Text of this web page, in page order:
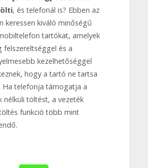
, és telefonál is? Ebben az
keressen kiváló minőségű
tartókat, amelyek
felszereltséggel és a
kezelhetőséggel
hogy a tartó ne tartsa
Ha telefonja támogatja a
nélküli töltést, a vezeték
funkció több mint